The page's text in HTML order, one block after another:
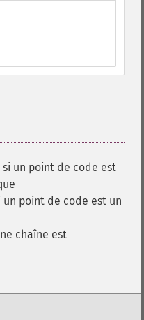
si un point de code est
un point de code est un
chaîne est